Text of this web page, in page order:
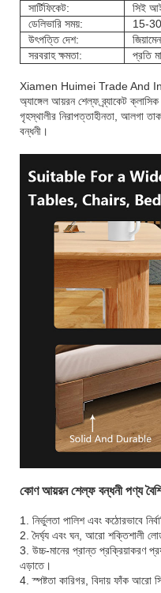
সার্টিফিকেট:
সিই
ডেলিভারি সময়:
15-30
উৎপত্তি দেশ:
সরবরাহ ক্ষমতা:
প্রতি
Xiamen Huimei Trade And
অ্যাঙ্গেল আয়রন শেল্ফ ব্র্যাকেট
গৃহস্থালীর নিরাপত্তাহীনতা, আলগা
বন্ধনী।
কোণ আয়রন শেল্ফ বন্ধনী পণ্য
1. নির্ভুলতা পালিশ এবং কঠোরভাবে
2. দৈর্ঘ্য এবং ঘন, আরো শক্তিশালী
3. উচ্চ-মানের প্রান্ত প্রক্রিয়াকরণ
এড়াতে।
4. স্পষ্টতা কারিগর, বিদায় ফাঁক আরো